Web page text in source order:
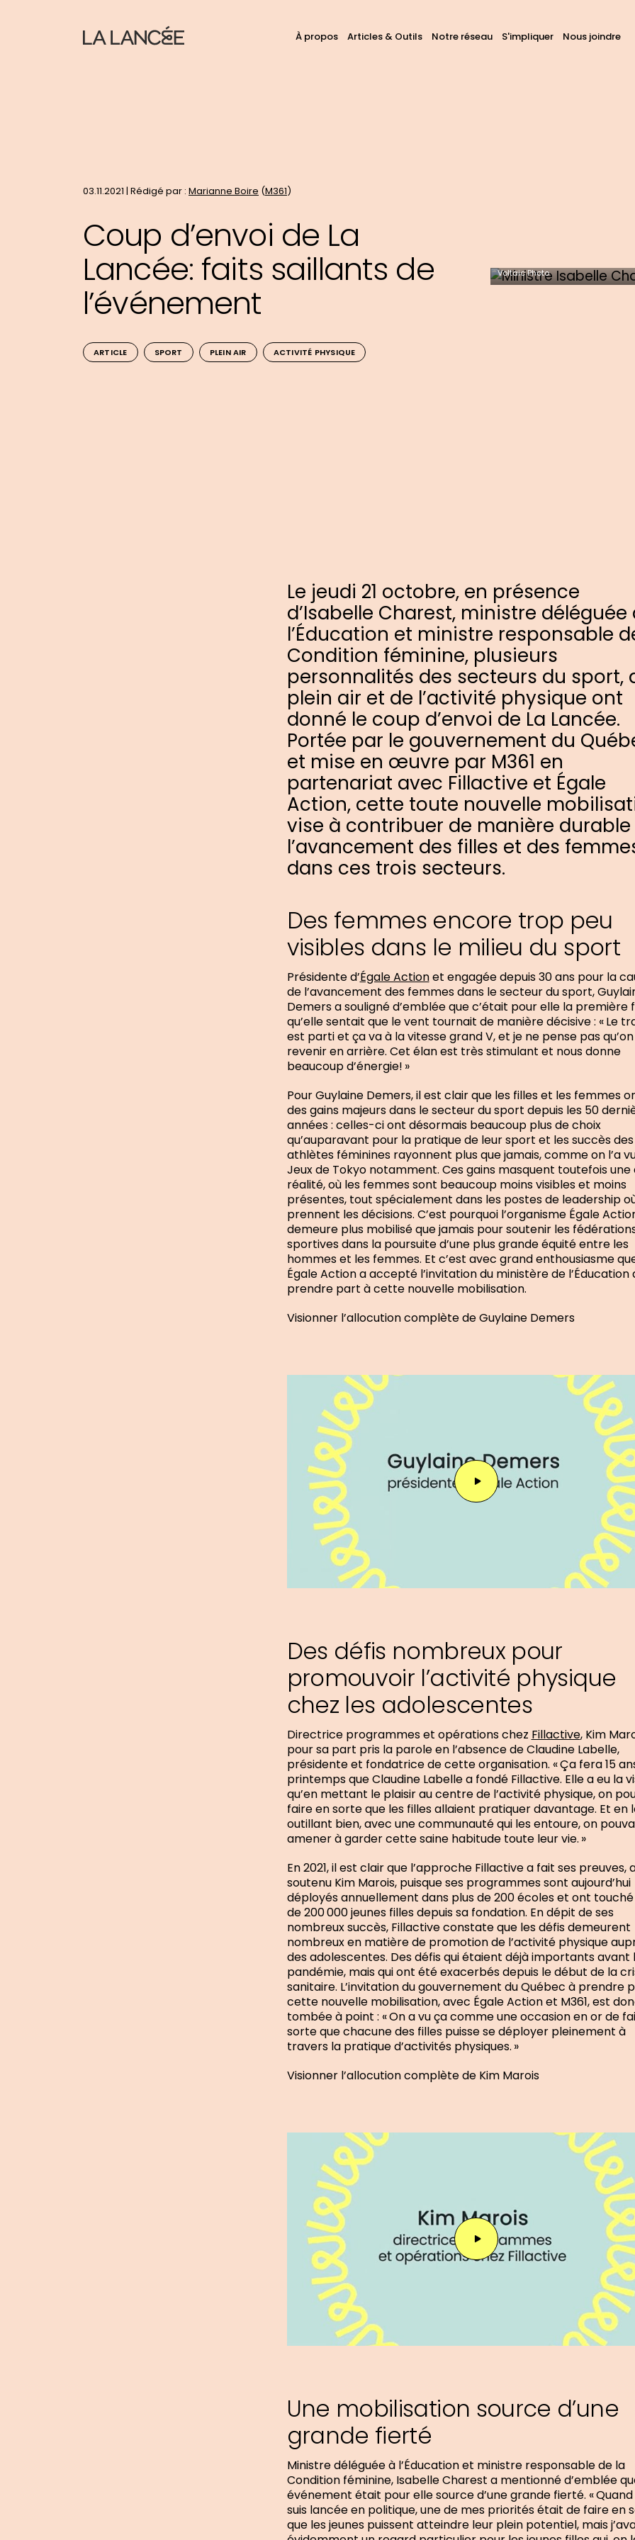
Navigation
À propos Articles & Outils Notre réseau S'impliquer Nous joindre
Chercher
03.11.2021 | Rédigé par : Marianne Boire (M361)
Coup d’envoi de La
Lancée: faits saillants de
l’événement
ARTICLE SPORT PLEIN AIR ACTIVITÉ PHYSIQUE
Voltaic Photo
Le jeudi 21 octobre, en présence
d’Isabelle Charest, ministre déléguée
l’Éducation et ministre responsable
Condition féminine, plusieurs
personnalités des secteurs du sport,
plein air et de l’activité physique ont
donné le coup d’envoi de La Lancée.
Portée par le gouvernement du
et mise en œuvre par M361 en
partenariat avec Fillactive et Égale
Action, cette toute nouvelle
vise à contribuer de manière durable
l’avancement des filles et des
dans ces trois secteurs.
Des femmes encore trop peu
visibles dans le milieu du sport
Présidente d’Égale Actionet engagée depuis 30 ans pour la
de l’avancement des femmes dans le secteur du sport,
Demers a souligné d’emblée que c’était pour elle la première
qu’elle sentait que le vent tournait de manière décisive : « Le
est parti et ça va à la vitesse grand V, et je ne pense pas
revenir en arrière. Cet élan est très stimulant et nous donne
beaucoup d’énergie! »
Pour Guylaine Demers, il est clair que les filles et les femmes
des gains majeurs dans le secteur du sport depuis les 50
années : celles-ci ont désormais beaucoup plus de choix
qu’auparavant pour la pratique de leur sport et les succès des
athlètes féminines rayonnent plus que jamais, comme on l’a
Jeux de Tokyo notamment. Ces gains masquent toutefois une
réalité, où les femmes sont beaucoup moins visibles et moins
présentes, tout spécialement dans les postes de leadership
prennent les décisions. C’est pourquoi l’organisme Égale
demeure plus mobilisé que jamais pour soutenir les
sportives dans la poursuite d’une plus grande équité entre les
hommes et les femmes. Et c’est avec grand enthousiasme
Égale Action a accepté l’invitation du ministère de l’Éducation
prendre part à cette nouvelle mobilisation.
Visionner l’allocution complète de Guylaine Demers
Jouer
Des défis nombreux pour
promouvoir l’activité physique
chez les adolescentes
Directrice programmes et opérations chez Fillactive, Kim
pour sa part pris la parole en l’absence de Claudine Labelle,
présidente et fondatrice de cette organisation. « Ça fera 15
printemps que Claudine Labelle a fondé Fillactive. Elle a eu la
qu’en mettant le plaisir au centre de l’activité physique, on
faire en sorte que les filles allaient pratiquer davantage. Et en
outillant bien, avec une communauté qui les entoure, on
amener à garder cette saine habitude toute leur vie. »
En 2021, il est clair que l’approche Fillactive a fait ses preuves,
soutenu Kim Marois, puisque ses programmes sont aujourd’hui
déployés annuellement dans plus de 200 écoles et ont
de 200 000 jeunes filles depuis sa fondation. En dépit de ses
nombreux succès, Fillactive constate que les défis demeurent
nombreux en matière de promotion de l’activité physique
des adolescentes. Des défis qui étaient déjà importants avant
pandémie, mais qui ont été exacerbés depuis le début de la
sanitaire. L’invitation du gouvernement du Québec à prendre
cette nouvelle mobilisation, avec Égale Action et M361, est
tombée à point : « On a vu ça comme une occasion en or de
sorte que chacune des filles puisse se déployer pleinement à
travers la pratique d’activités physiques. »
Visionner l’allocution complète de Kim Marois
Jouer
Une mobilisation source d’une
grande fierté
Ministre déléguée à l’Éducation et ministre responsable de la
Condition féminine, Isabelle Charest a mentionné d’emblée
événement était pour elle source d’une grande fierté. «
suis lancée en politique, une de mes priorités était de faire en
que les jeunes puissent atteindre leur plein potentiel, mais